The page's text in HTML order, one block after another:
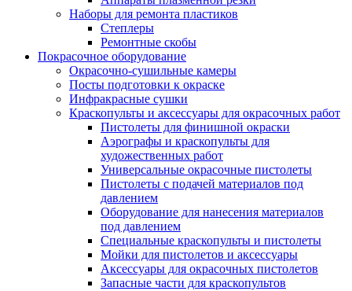
Наборы для ремонта пластиков
Степлеры
Ремонтные скобы
Покрасочное оборудование
Окрасочно-сушильные камеры
Посты подготовки к окраске
Инфракрасные сушки
Краскопульты и аксессуары для окрасочных работ
Пистолеты для финишной окраски
Аэрографы и краскопульты для
художественных работ
Универсальные окрасочные пистолеты
Пистолеты с подачей материалов под
давлением
Оборудование для нанесения материалов
под давлением
Специальные краскопульты и пистолеты
Мойки для пистолетов и аксессуары
Аксессуары для окрасочных пистолетов
Запасные части для краскопультов